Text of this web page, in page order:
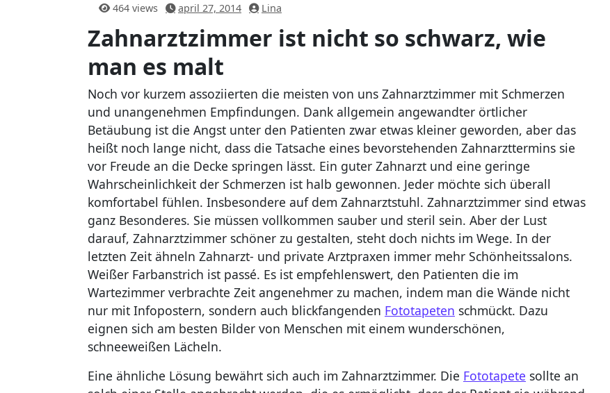
464 views april 27, 2014 Lina
Zahnarztzimmer ist nicht so schwarz, wie
man es malt
Noch vor kurzem assoziierten die meisten von uns Zahnarztzimmer mit Schmerzen
und unangenehmen Empfindungen. Dank allgemein angewandter örtlicher
Betäubung ist die Angst unter den Patienten zwar etwas kleiner geworden, aber das
heißt noch lange nicht, dass die Tatsache eines bevorstehenden Zahnarzttermins sie
vor Freude an die Decke springen lässt. Ein guter Zahnarzt und eine geringe
Wahrscheinlichkeit der Schmerzen ist halb gewonnen. Jeder möchte sich überall
komfortabel fühlen. Insbesondere auf dem Zahnarztstuhl. Zahnarztzimmer sind etwas
ganz Besonderes. Sie müssen vollkommen sauber und steril sein. Aber der Lust
darauf, Zahnarztzimmer schöner zu gestalten, steht doch nichts im Wege. In der
letzten Zeit ähneln Zahnarzt- und private Arztpraxen immer mehr Schönheitssalons.
Weißer Farbanstrich ist passé. Es ist empfehlenswert, den Patienten die im
Wartezimmer verbrachte Zeit angenehmer zu machen, indem man die Wände nicht
nur mit Infopostern, sondern auch blickfangenden Fototapeten schmückt. Dazu
eignen sich am besten Bilder von Menschen mit einem wunderschönen,
schneeweißen Lächeln.
Eine ähnliche Lösung bewährt sich auch im Zahnarztzimmer. Die Fototapete sollte an